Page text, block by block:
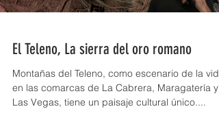
El Teleno, La sierra del oro romano
Montañas del Teleno, como escenario de la vida